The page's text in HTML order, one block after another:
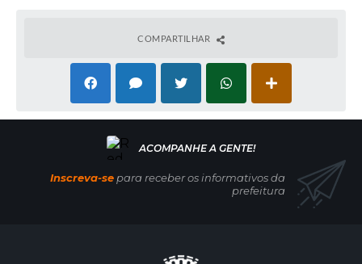
COMPARTILHAR
Inscreva-separa receber os informativos da
prefeitura